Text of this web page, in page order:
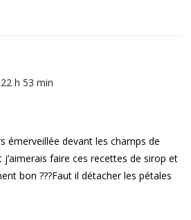
h 53 min
émerveillée devant les champs de
faire ces recettes de sirop et
bon ???Faut il détacher les pétales